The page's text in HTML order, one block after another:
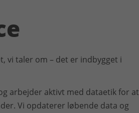
vi taler om – det er indbygget i
arbejder aktivt med dataetik for at
Vi opdaterer løbende data og